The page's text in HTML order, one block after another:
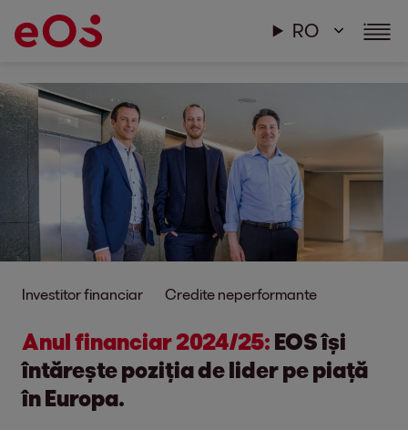
RO
Investitor financiar Credite neperformante
Anul financiar 2024/25: EOS își
întărește poziția de lider pe piață
în Europa.